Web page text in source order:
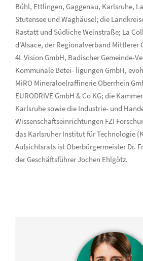
Bühl, Ettlingen, Gaggenau, Karlsruhe,
Stutensee und Waghäusel; die
Rastatt und Südliche Weinstraße; La
d’Alsace, der Regionalverband
4L Vision GmbH, Badischer Gemeinde-
Kommunale Betei- ligungen GmbH,
MiRO Mineraloelraffinerie Oberrhein
EURODRIVE GmbH & Co KG; die
Karlsruhe sowie die Industrie- und
Wissenschaftseinrichtungen FZI
das Karlsruher Institut für Technologie
Aufsichtsrats ist Oberbürgermeister Dr.
der Geschäftsführer Jochen Ehlgötz.